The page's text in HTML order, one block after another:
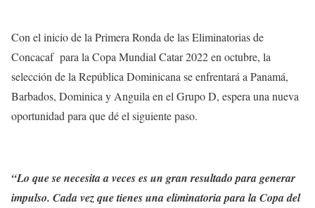
Con el inicio de la Primera Ronda de las Eliminatorias de
Concacaf para la Copa Mundial Catar 2022 en octubre, la
selección de la República Dominicana se enfrentará a Panamá,
Barbados, Dominica y Anguila en el Grupo D, espera una nueva
oportunidad para que dé el siguiente paso.
“Lo que se necesita a veces es un gran resultado para generar
impulso. Cada vez que tienes una eliminatoria para la Copa del